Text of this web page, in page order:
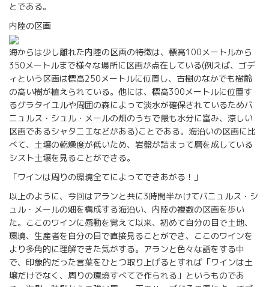
とである。
内陸の区画
海からは少し離れた内陸の区画の特徴は、標高100メートルから
350メートルまで様々な場所に区画が点在している(例えば、ゴデ
ィという区画は標高250メートルに位置し、古樹のなかでも樹齢
の高い樹が植えられている。他には、標高300メートルに位置す
るグラタイユルや周囲の森によって淡水が確保されているためバ
ニュルス・シュル・メールの畑のうちで最も水分に富み、涼しい
区画であるシャタニエなどがある)ことである。海沿いの区画に比
べて、土壌の乾燥度が低いため、岩盤が詰まって層を成している
シスト土壌を見ることができる。
「ワインは周りの環境全てによってできあがる！」
以上のように、今回はアランと共に3時間半かけてバニュルス・シ
ュル・メールの畑を構成する海沿い、内陸の複数の区画を歩い
た。ここのワインに感動を覚えて以来、初めて自分の目で土地、
環境、生産者を自分の目で直接見ることができ、ここのワインを
より多角的に理解できた気がする。アランと色々な話をする中
で、印象的だった言葉をひとつ取り上げるとすれば「ワインは土
壌だけでなく、周りの環境すべてで作られる」というものであ